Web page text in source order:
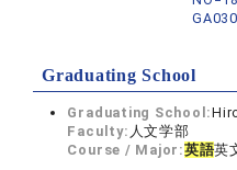
GA030
Graduating School
Graduating School:
Faculty: 人文学部
Course / Major:英語英